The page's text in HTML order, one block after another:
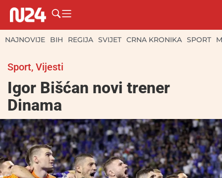
NAJNOVIJE BIH REGIJA SVIJET CRNA KRONIKA SPORT
Sport, Vijesti
Igor Bišćan novi trener
Dinama